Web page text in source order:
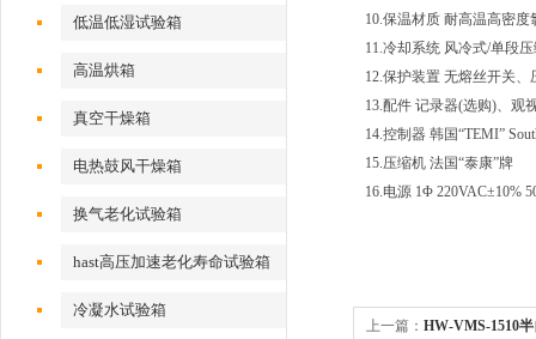
低温低湿试验箱
高温烘箱
真空干燥箱
电热鼓风干燥箱
换气老化试验箱
hast高压加速老化寿命试验箱
冷凝水试验箱
10.保温材质 耐高温高密
11.冷却系统 风冷式/单段
12.保护装置 无熔丝开关
13.配件 记录器(选购)、观
14.控制器 韩国“TEMI”
15.压缩机 法国“泰康”牌
16.电源 1Φ 220VAC±10%
上一篇： HW-VMS-1510